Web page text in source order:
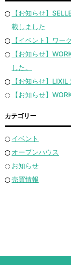
【お知らせ】
載しました
【イベント】ワー
【お知らせ】
した。
【お知らせ】
【お知らせ】
カテゴリー
イベント
オープンハウス
お知らせ
売買情報